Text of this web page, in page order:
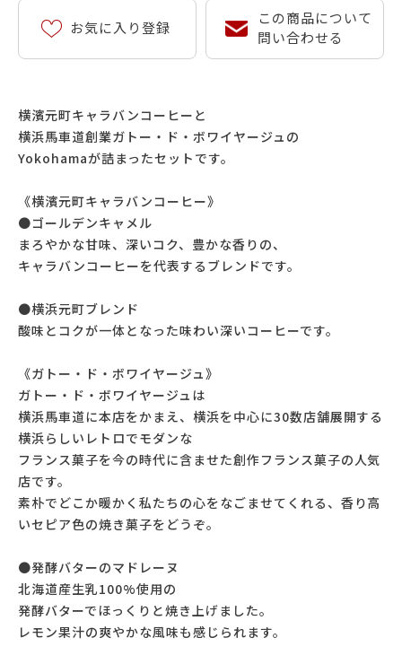
お気に入り登録
この商品について
問い合わせる
横濱元町キャラバンコーヒーと
横浜馬車道創業ガトー・ド・ボワイヤージュの
Yokohamaが詰まったセットです。
《横濱元町キャラバンコーヒー》
●ゴールデンキャメル
まろやかな甘味、深いコク、豊かな香りの、
キャラバンコーヒーを代表するブレンドです。
●横浜元町ブレンド
酸味とコクが一体となった味わい深いコーヒーです。
《ガトー・ド・ボワイヤージュ》
ガトー・ド・ボワイヤージュは
横浜馬車道に本店をかまえ、横浜を中心に30数店舗展開する
横浜らしいレトロでモダンな
フランス菓子を今の時代に含ませた創作フランス菓子の人気
店です。
素朴でどこか暖かく私たちの心をなごませてくれる、香り高
いセピア色の焼き菓子をどうぞ。
●発酵バターのマドレーヌ
北海道産生乳100%使用の
発酵バターでほっくりと焼き上げました。
レモン果汁の爽やかな風味も感じられます。